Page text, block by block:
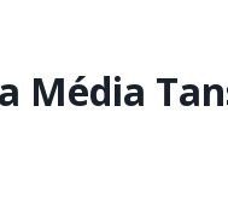
Média